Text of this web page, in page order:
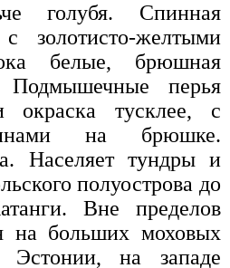
голубя. Спинная
золотисто-желтыми
белые, брюшная
Подмышечные перья
тусклее, с
на брюшке.
Населяет тундры и
полуострова до
Вне пределов
на больших моховых
Эстонии, на западе